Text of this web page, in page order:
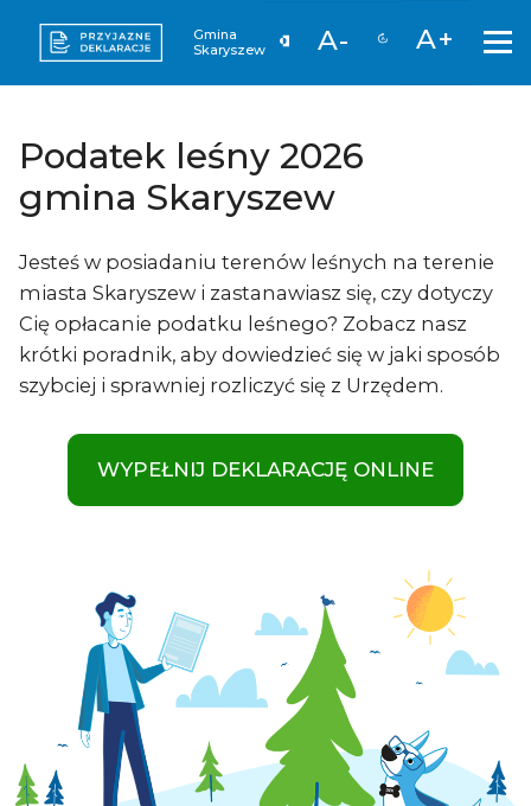
Gmina
Skaryszew
A- A+
Podatek leśny 2026
gmina Skaryszew
Jesteś w posiadaniu terenów leśnych na terenie
miasta Skaryszew i zastanawiasz się, czy dotyczy
Cię opłacanie podatku leśnego? Zobacz nasz
krótki poradnik, aby dowiedzieć się w jaki sposób
szybciej i sprawniej rozliczyć się z Urzędem.
WYPEŁNIJ DEKLARACJĘ ONLINE